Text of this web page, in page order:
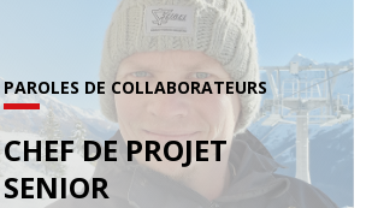
PAROLES DE COLLABORATEURS
CHEF DE PROJET
SENIOR